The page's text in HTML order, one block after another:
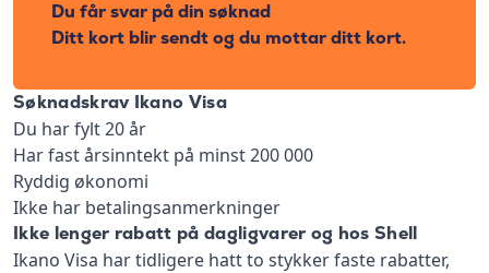
Du får svar på din søknad
Ditt kort blir sendt og du mottar ditt kort.
Søknadskrav Ikano Visa
Du har fylt 20 år
Har fast årsinntekt på minst 200 000
Ryddig økonomi
Ikke har betalingsanmerkninger
Ikke lenger rabatt på dagligvarer og hos Shell
Ikano Visa har tidligere hatt to stykker faste rabatter,